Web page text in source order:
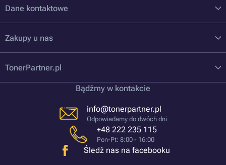
Dane kontaktowe
Zakupy u nas
TonerPartner.pl
Bądźmy w kontakcie
info@tonerpartner.pl
Odpowiadamy do dwóch dni
+48 222 235 115
Pon-Pt: 8:00 - 16:00
Śledź nas na facebooku